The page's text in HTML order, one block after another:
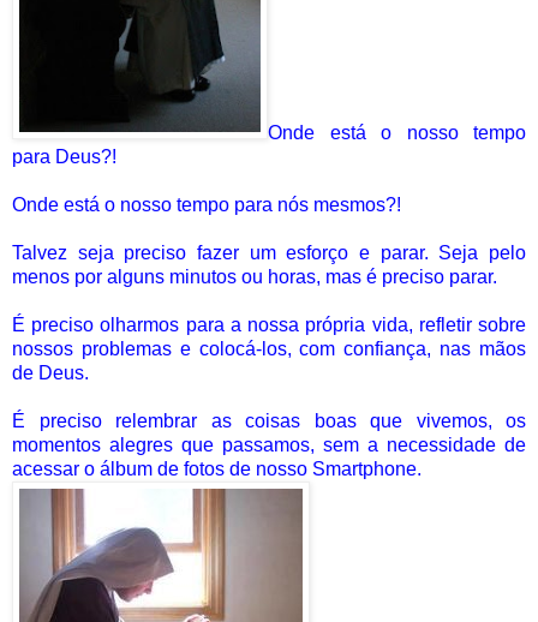
Onde está o nosso tempo
para Deus?!
Onde está o nosso tempo para nós mesmos?!
Talvez seja preciso fazer um esforço e parar. Seja pelo
menos por alguns minutos ou horas, mas é preciso parar.
É preciso olharmos para a nossa própria vida, refletir sobre
nossos problemas e colocá-los, com confiança, nas mãos
de Deus.
É preciso relembrar as coisas boas que vivemos, os
momentos alegres que passamos, sem a necessidade de
acessar o álbum de fotos de nosso Smartphone.